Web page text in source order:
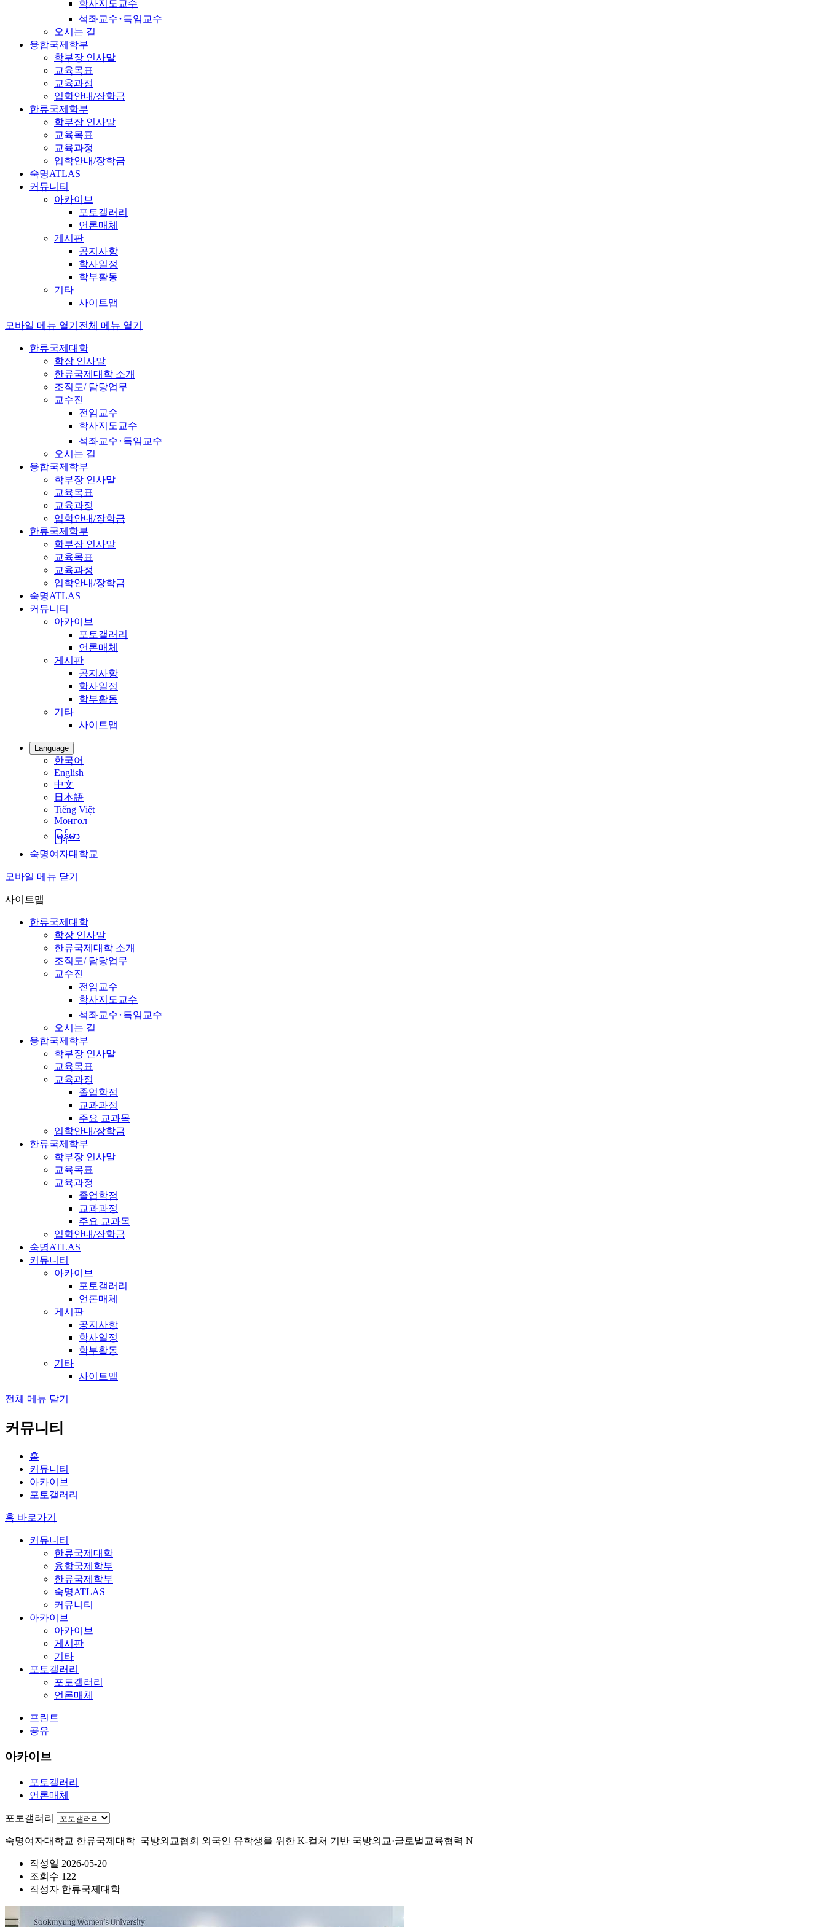
학사지도교수
석좌교수･특임교수
오시는 길
융합국제학부
학부장 인사말
교육목표
교육과정
입학안내/장학금
한류국제학부
학부장 인사말
교육목표
교육과정
입학안내/장학금
숙명ATLAS
커뮤니티
아카이브
포토갤러리
언론매체
게시판
공지사항
학사일정
학부활동
기타
사이트맵
모바일 메뉴 열기 전체 메뉴 열기
한류국제대학
학장 인사말
한류국제대학 소개
조직도/ 담당업무
교수진
전임교수
학사지도교수
석좌교수･특임교수
오시는 길
융합국제학부
학부장 인사말
교육목표
교육과정
입학안내/장학금
한류국제학부
학부장 인사말
교육목표
교육과정
입학안내/장학금
숙명ATLAS
커뮤니티
아카이브
포토갤러리
언론매체
게시판
공지사항
학사일정
학부활동
기타
사이트맵
Language
한국어
English
中文
日本語
Tiếng Việt
Монгол
မြန်မာ
숙명여자대학교
모바일 메뉴 닫기
사이트맵
한류국제대학
학장 인사말
한류국제대학 소개
조직도/ 담당업무
교수진
전임교수
학사지도교수
석좌교수･특임교수
오시는 길
융합국제학부
학부장 인사말
교육목표
교육과정
졸업학점
교과과정
주요 교과목
입학안내/장학금
한류국제학부
학부장 인사말
교육목표
교육과정
졸업학점
교과과정
주요 교과목
입학안내/장학금
숙명ATLAS
커뮤니티
아카이브
포토갤러리
언론매체
게시판
공지사항
학사일정
학부활동
기타
사이트맵
전체 메뉴 닫기
커뮤니티
홈
커뮤니티
아카이브
포토갤러리
홈 바로가기
커뮤니티
한류국제대학
융합국제학부
한류국제학부
숙명ATLAS
커뮤니티
아카이브
아카이브
게시판
기타
포토갤러리
포토갤러리
언론매체
프린트
공유
아카이브
포토갤러리
언론매체
포토갤러리
숙명여자대학교 한류국제대학–국방외교협회 외국인 유학생을 위한 K-컬처 기반 국방외교·글로벌교육협력 N
작성일 2026-05-20
조회수 122
작성자 한류국제대학